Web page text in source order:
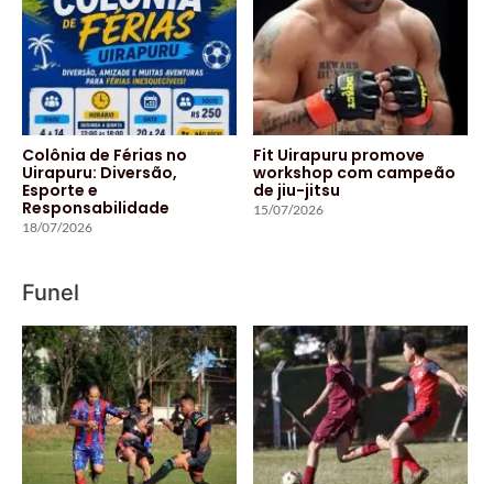
Colônia de Férias no
Uirapuru: Diversão,
Esporte e
Responsabilidade
18/07/2026
Fit Uirapuru promove
workshop com campeão
de jiu-jitsu
15/07/2026
Funel